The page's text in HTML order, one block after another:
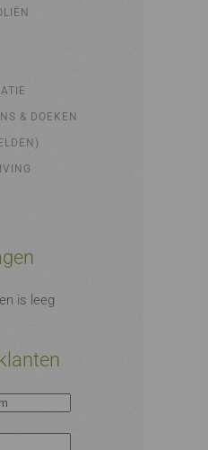
& DOEKEN
is leeg